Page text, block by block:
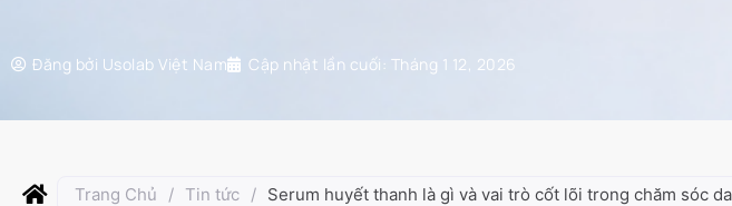
Đăng bởi Usolab Việt Nam Cập nhật lần cuối: Tháng 1 12, 2026
Trang Chủ / Tin tức / Serum huyết thanh là gì và vai trò cốt lõi trong chăm sóc da